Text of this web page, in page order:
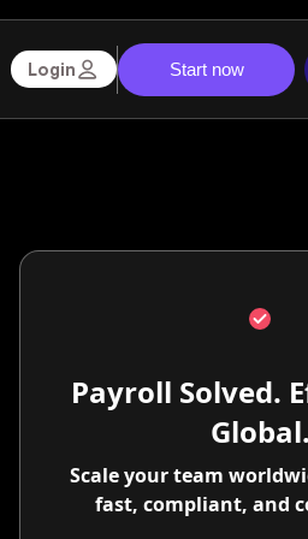
Login Start now
Payroll Solved.
Global.
Scale your team
fast, compliant, and